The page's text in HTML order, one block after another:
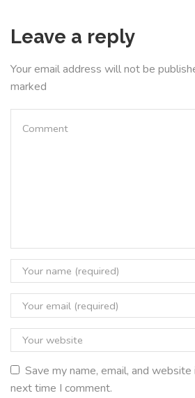
Leave a reply
Your email address will not be
marked
Save my name, email, and
next time I comment.